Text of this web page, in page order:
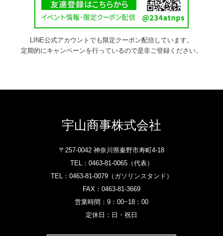
LINE公式アカウントでも限定クーポン配信しています。
定期的にキャンペーンを行っているので是非ご登録ください。
宇山商事株式会社
〒257-0042 神奈川県秦野市寿町4-18
TEL： 0463-81-0065‎（代表）
TEL： 0463-81-0079（ガソリンスタンド）‎
FAX：0463-81-3669
営業時間：9：00~18：00
定休日：日・祝日